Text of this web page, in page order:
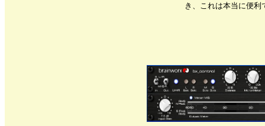
き、これは本当に便利